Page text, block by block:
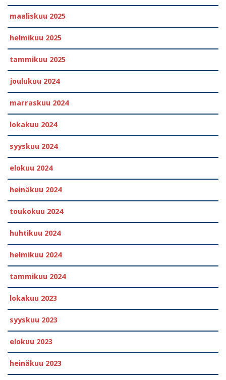
maaliskuu 2025
helmikuu 2025
tammikuu 2025
joulukuu 2024
marraskuu 2024
lokakuu 2024
syyskuu 2024
elokuu 2024
heinäkuu 2024
toukokuu 2024
huhtikuu 2024
helmikuu 2024
tammikuu 2024
lokakuu 2023
syyskuu 2023
elokuu 2023
heinäkuu 2023